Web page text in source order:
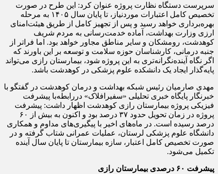
سرپرست دستگاه نظارت پروژه عنوان کرد: این طرح در صورت
تخصیص کامل اعتبارات موردنیاز، تا پایان سال ۱۴۰۵ به مرحله
بهره‌برداری خواهد رسید و پس از تجهیز کامل از طریق هیئت‌امنای
ارزی وزارت بهداشت، آماده خدمت‌رسانی به مردم شریف
کوهدشت، رومشکان و سایر مناطق مجاور خواهد بود. اما فراتر از
جنبه درمانی، کارشناسان حوزه سلامت و توسعه بر این باورند که
اگر نگاه آینده‌نگرانه‌تری به این پروژه شود، بیمارستان رازی می‌تواند
پایه‌گذار ایجاد یک دانشکده علوم پزشکی در کوهدشت باشد.
مهدی صارمیان رئیس شبکه بهداشت و درمان کوهدشت در گفتگو با
خبرنگار پایگاه خبری تحلیلی «سفیرافلاک» دررابطه‌با پیشرفت
فیزیکی پروژه بیمارستان رازی کوهدشت اظهار داشت: پیشرفت
پروژه در زمان تحویل حدود ۳۷ درصد بود و اکنون به بیش از ۶۰
درصد رسیده است. در ماه‌های اخیر با پیگیری‌های مداوم و همکاری
دانشگاه علوم پزشکی لرستان، عملیات عمرانی شتاب گرفته و در
صورت تخصیص کامل اعتبار، سازه بیمارستان تا پایان سال آینده
تکمیل می‌شود.
پیشرفت ۶۰ درصدی بیمارستان رازی